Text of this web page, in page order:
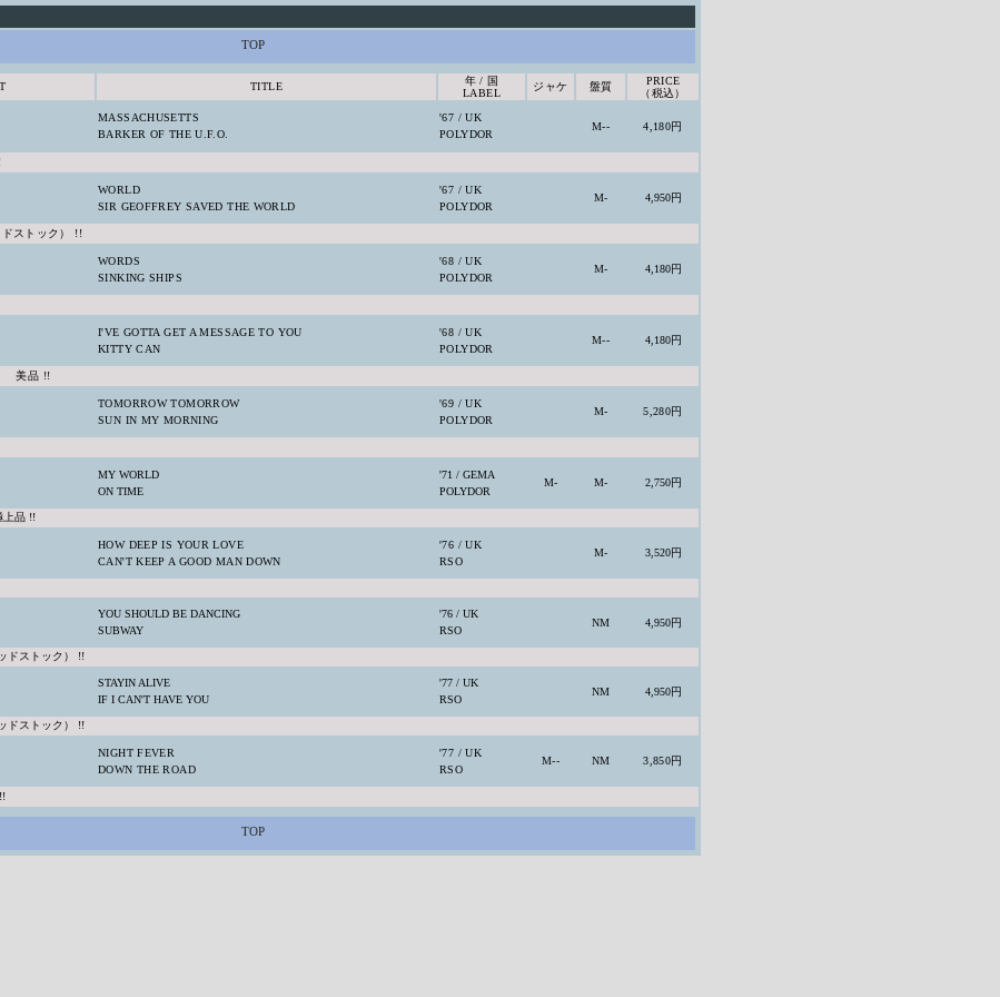
TOP
TITLE
年 / 国
LABEL
ジャケ 盤質
PRICE
（税込）
MASSACHUSETTS
BARKER OF THE U.F.O.
'67 / UK
POLYDOR
M-- 4,180円
WORLD
SIR GEOFFREY SAVED THE WORLD
'67 / UK
POLYDOR
M- 4,950円
ストック） !!
WORDS
SINKING SHIPS
'68 / UK
POLYDOR
M- 4,180円
I'VE GOTTA GET A MESSAGE TO YOU
KITTY CAN
'68 / UK
POLYDOR
M-- 4,180円
美品 !!
TOMORROW TOMORROW
SUN IN MY MORNING
'69 / UK
POLYDOR
M- 5,280円
MY WORLD
ON TIME
'71 / GEMA
POLYDOR
M- M- 2,750円
品 !!
HOW DEEP IS YOUR LOVE
CAN'T KEEP A GOOD MAN DOWN
'76 / UK
RSO
M- 3,520円
YOU SHOULD BE DANCING
SUBWAY
'76 / UK
RSO
NM 4,950円
ストック） !!
STAYIN ALIVE
IF I CAN'T HAVE YOU
'77 / UK
RSO
NM 4,950円
ストック） !!
NIGHT FEVER
DOWN THE ROAD
'77 / UK
RSO
M-- NM 3,850円
TOP